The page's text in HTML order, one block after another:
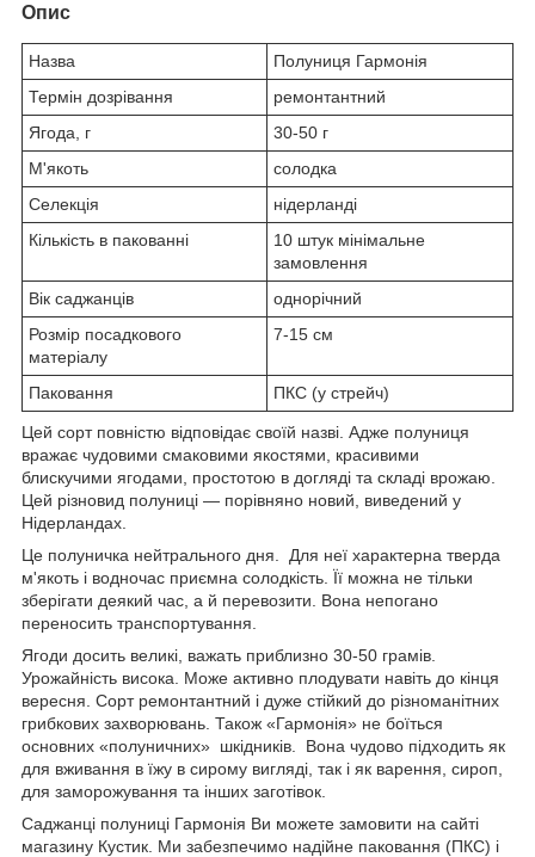
Опис
Назва
Полуниця Гармонія
Термін дозрівання
ремонтантний
Ягода, г
30-50 г
М'якоть
солодка
Селекція
нідерланді
Кількість в пакованні
10 штук мінімальне
замовлення
Вік саджанців
однорічний
Розмір посадкового
матеріалу
7-15 см
Паковання ПКС (у стрейч)
Цей сорт повністю відповідає своїй назві. Адже полуниця
вражає чудовими смаковими якостями, красивими
блискучими ягодами, простотою в догляді та складі врожаю.
Цей різновид полуниці — порівняно новий, виведений у
Нідерландах.
Це полуничка нейтрального дня. Для неї характерна тверда
м'якоть і водночас приємна солодкість. Її можна не тільки
зберігати деякий час, а й перевозити. Вона непогано
переносить транспортування.
Ягоди досить великі, важать приблизно 30-50 грамів.
Урожайність висока. Може активно плодувати навіть до кінця
вересня. Сорт ремонтантний і дуже стійкий до різноманітних
грибкових захворювань. Також «Гармонія» не боїться
основних «полуничних» шкідників. Вона чудово підходить як
для вживання в їжу в сирому вигляді, так і як варення, сироп,
для заморожування та інших заготівок.
Саджанці полуниці Гармонія Ви можете замовити на сайті
магазину Кустик. Ми забезпечимо надійне паковання (ПКС) і